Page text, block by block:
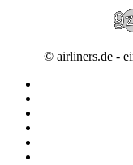
© airliners.de -